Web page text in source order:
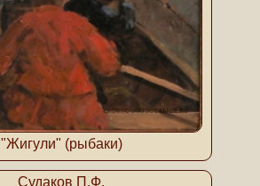
"Жигули" (рыбаки)
Судаков П.Ф.